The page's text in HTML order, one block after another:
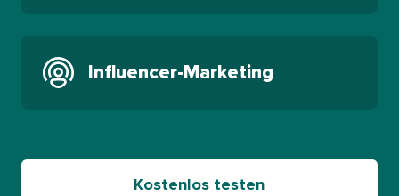
Influencer-Marketing​​
Kostenlos testen​​